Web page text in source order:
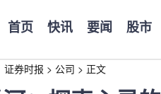
首页 快讯 要闻 股市
证券时报 > 公司 > 正文